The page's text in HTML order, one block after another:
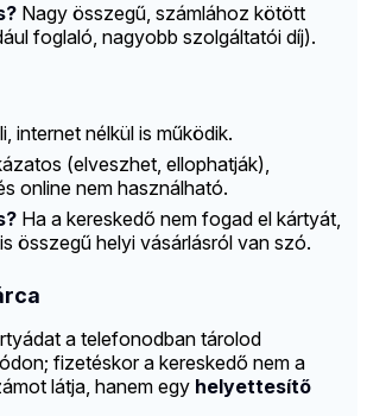
Nagy összegű, számlához kötött
foglaló, nagyobb szolgáltatói díj).
internet nélkül is működik.
(elveszhet, ellophatják),
online nem használható.
Ha a kereskedő nem fogad el kártyát,
összegű helyi vásárlásról van szó.
a telefonodban tárolod
fizetéskor a kereskedő nem a
látja, hanem egy helyettesítő